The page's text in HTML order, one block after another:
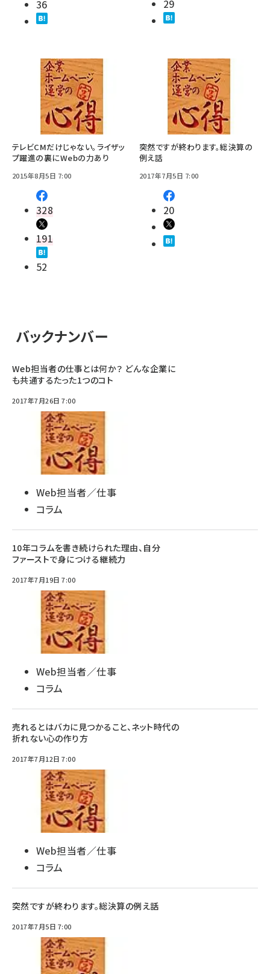
36 29
テレビCMだけじゃない。ライザッ
プ躍進の裏にWebの力あり
2015年8月5日 7:00
328
191
52
突然ですが終わります。総決算の
例え話
2017年7月5日 7:00
20
バックナンバー
Web担当者の仕事とは何か？ どんな企業に
も共通するたった1つのコト
2017年7月26日 7:00
Web担当者／仕事
コラム
10年コラムを書き続けられた理由、自分
ファーストで身につける継続力
2017年7月19日 7:00
Web担当者／仕事
コラム
売れるとはバカに見つかること、ネット時代の
折れない心の作り方
2017年7月12日 7:00
Web担当者／仕事
コラム
突然ですが終わります。総決算の例え話
2017年7月5日 7:00